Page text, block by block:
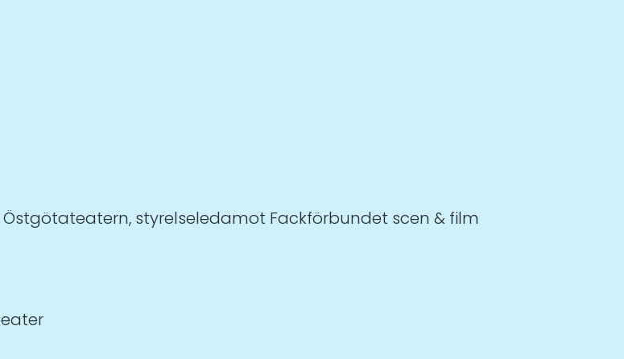
styrelseledamot Fackförbundet scen & film